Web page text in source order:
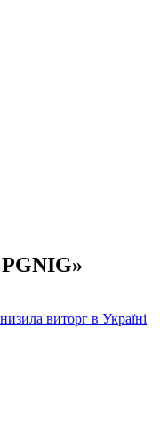
виторг в Україні